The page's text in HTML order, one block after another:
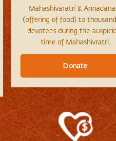
Mahashivaratri &
(offering of food) to
devotees during the
time of Mahashivratri.
Donate